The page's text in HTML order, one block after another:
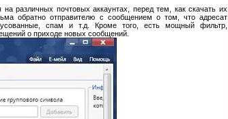
различных почтовых аккаунтах, перед тем, как скачать их
обратно отправителю с сообщением о том, что адресат
спам и т.д. Кроме того, есть мощный фильтр,
о приходе новых сообщений.